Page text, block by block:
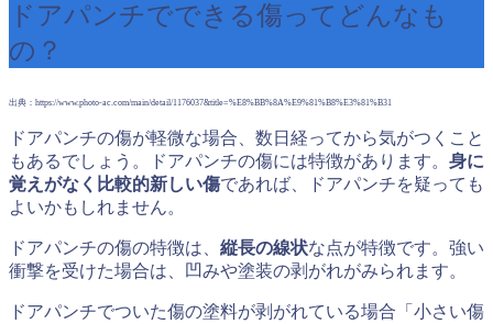
ドアパンチでできる傷ってどんなも
の？
出典：https://www.photo-ac.com/main/detail/1176037&title=%E8%BB%8A%E9%81%B8%E3%81%B31
ドアパンチの傷が軽微な場合、数日経ってから気がつくこと
もあるでしょう。ドアパンチの傷には特徴があります。 身に
覚えがなく比較的新しい傷であれば、ドアパンチを疑っても
よいかもしれません。
ドアパンチの傷の特徴は、 縦長の線状な点が特徴です。強い
衝撃を受けた場合は、凹みや塗装の剥がれがみられます。
ドアパンチでついた傷の塗料が剥がれている場合「小さい傷